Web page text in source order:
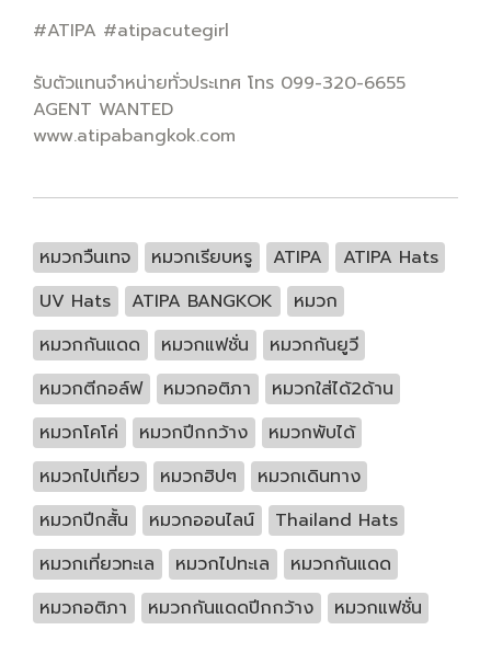
#ATIPA #atipacutegirl
รับตัวแทนจำหน่ายทั่วประเทศ โทร 099-320-6655
AGENT WANTED
www.atipabangkok.com
หมวกวืนเทจ หมวกเรียบหรู ATIPA
ATIPA Hats
UV Hats
ATIPA BANGKOK
หมวก
หมวกกันแดด
หมวกแฟชั่น
หมวกกันยูวี
หมวกตีกอล์ฟ
หมวกอติภา
หมวกใส่ได้2ด้าน
หมวกโคโค่
หมวกปีกกว้าง
หมวกพับได้
หมวกไปเที่ยว
หมวกฮิปๆ
หมวกเดินทาง
หมวกปีกสั้น
หมวกออนไลน์
Thailand Hats
หมวกเที่ยวทะเล
หมวกไปทะเล
หมวกกันแดด
หมวกอติภา
หมวกกันแดดปีกกว้าง หมวกแฟชั่น